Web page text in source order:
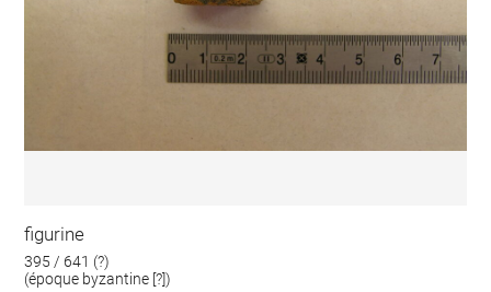
figurine
395 / 641 (?)
(époque byzantine [?])